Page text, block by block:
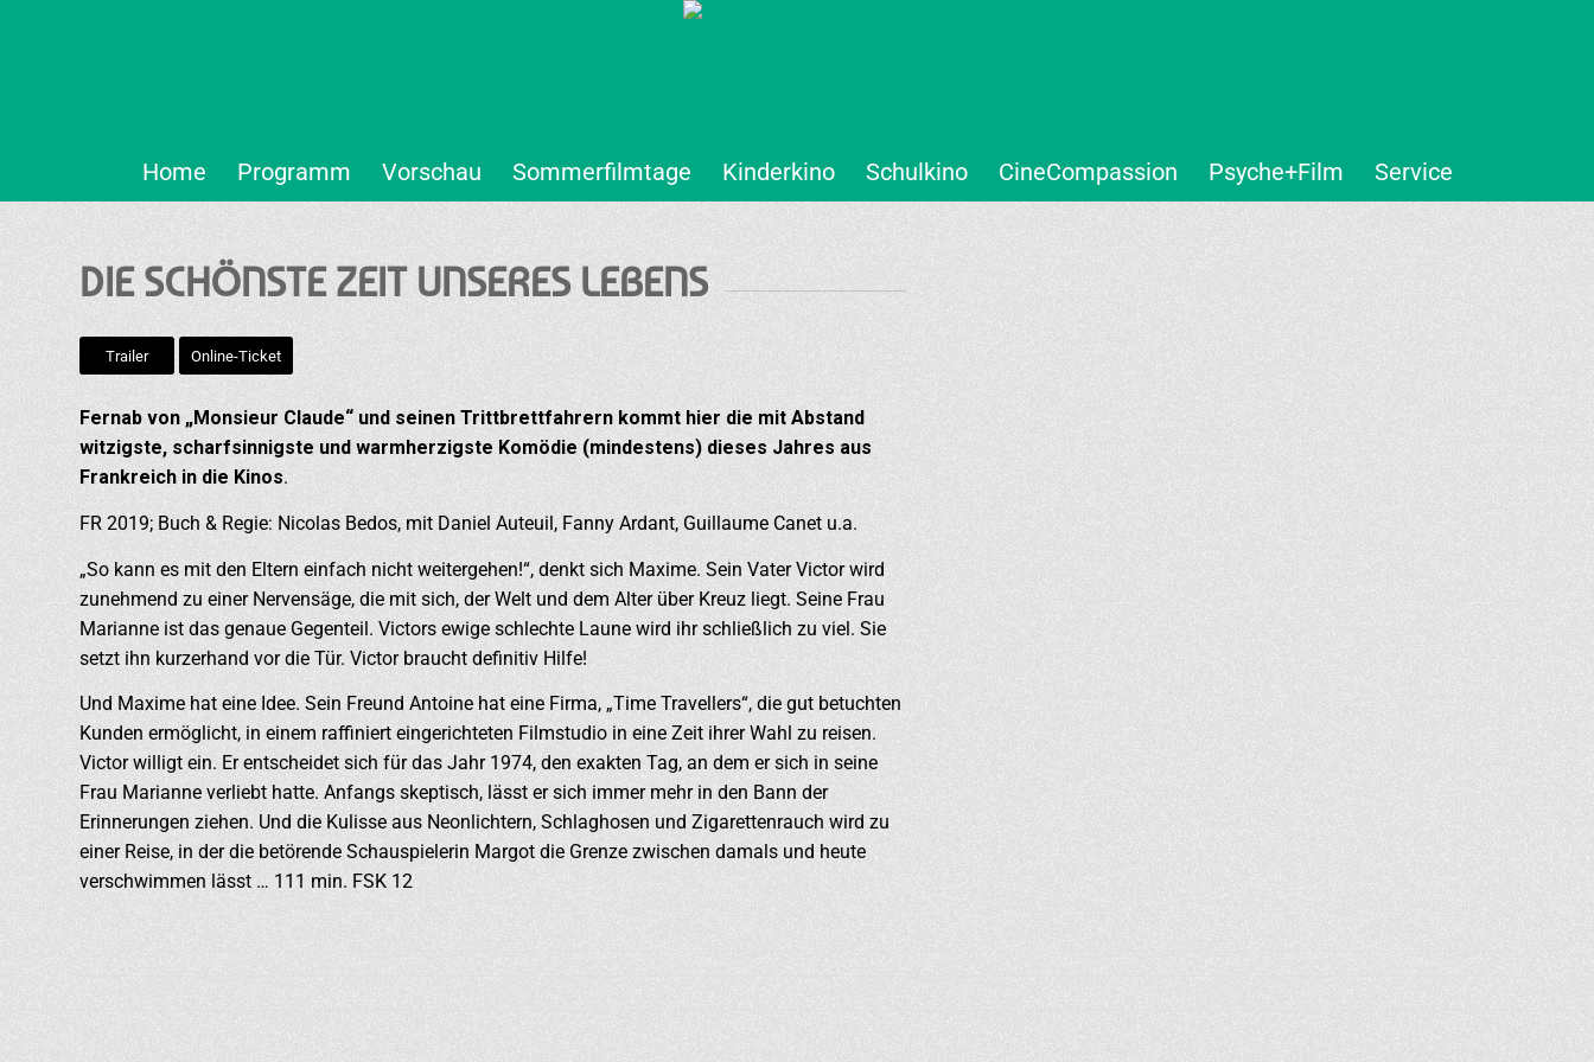
Home Programm Vorschau Sommerfilmtage Kinderkino Schulkino CineCompassion Psyche+Film Service
DIE SCHÖNSTE ZEIT UNSERES LEBENS
Trailer Online-Ticket
Fernab von „Monsieur Claude“ und seinen Trittbrettfahrern kommt hier die mit Abstand
witzigste, scharfsinnigste und warmherzigste Komödie (mindestens) dieses Jahres aus
Frankreich in die Kinos.
FR 2019; Buch & Regie: Nicolas Bedos, mit Daniel Auteuil, Fanny Ardant, Guillaume Canet u.a.
„So kann es mit den Eltern einfach nicht weitergehen!“, denkt sich Maxime. Sein Vater Victor wird
zunehmend zu einer Nervensäge, die mit sich, der Welt und dem Alter über Kreuz liegt. Seine Frau
Marianne ist das genaue Gegenteil. Victors ewige schlechte Laune wird ihr schließlich zu viel. Sie
setzt ihn kurzerhand vor die Tür. Victor braucht definitiv Hilfe!
Und Maxime hat eine Idee. Sein Freund Antoine hat eine Firma, „Time Travellers“, die gut betuchten
Kunden ermöglicht, in einem raffiniert eingerichteten Filmstudio in eine Zeit ihrer Wahl zu reisen.
Victor willigt ein. Er entscheidet sich für das Jahr 1974, den exakten Tag, an dem er sich in seine
Frau Marianne verliebt hatte. Anfangs skeptisch, lässt er sich immer mehr in den Bann der
Erinnerungen ziehen. Und die Kulisse aus Neonlichtern, Schlaghosen und Zigarettenrauch wird zu
einer Reise, in der die betörende Schauspielerin Margot die Grenze zwischen damals und heute
verschwimmen lässt … 111 min. FSK 12